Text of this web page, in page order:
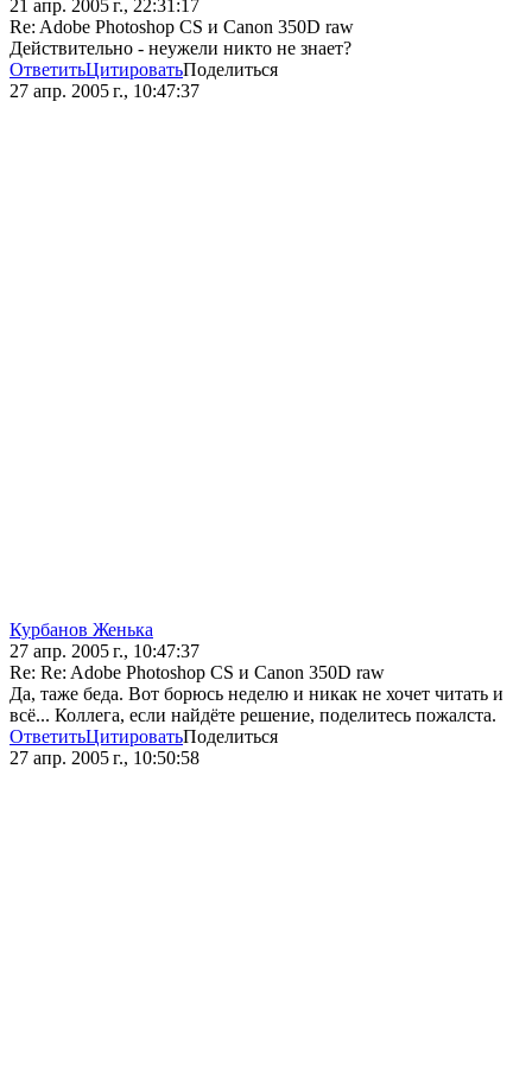
21 апр. 2005 г., 22:31:17
Re: Adobe Photoshop CS и Canon 350D raw
Действительно - неужели никто не знает?
ОтветитьЦитироватьПоделиться
27 апр. 2005 г., 10:47:37
Курбанов Женька
27 апр. 2005 г., 10:47:37
Re: Re: Adobe Photoshop CS и Canon 350D raw
Да, таже беда. Вот борюсь неделю и никак не хочет читать и
всё... Коллега, если найдёте решение, поделитесь пожалста.
ОтветитьЦитироватьПоделиться
27 апр. 2005 г., 10:50:58